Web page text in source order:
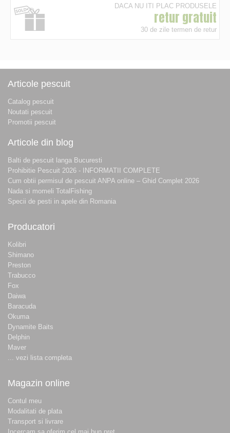
DACA NU ITI PLAC PRODUSELE
retur gratuit
30 de zile termen de retur
Articole pescuit
Catalog pescuit
Noutati pescuit
Promotii pescuit
Articole din blog
Balti de pescuit langa Bucuresti
Prohibitie Pescuit 2026 - INFORMATII COMPLETE
Cum obtii permisul de pescuit ANPA online – Ghid Complet 2026
Nada si momeli TotalFishing
Specii de pesti in apele din Romania
Producatori
Kolibri
Shimano
Preston
Trabucco
Fox
Daiwa
Baracuda
Okuma
Dynamite Baits
Delphin
Maver
... vezi lista completa
Magazin online
Contul meu
Modalitati de plata
Transport si livrare